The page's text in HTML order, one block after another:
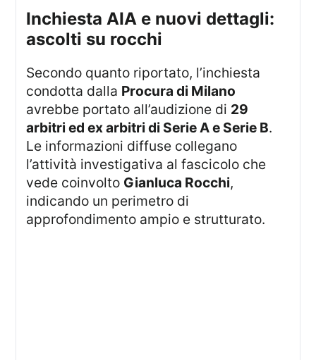
inchiesta AIA e nuovi dettagli:
ascolti su rocchi
Secondo quanto riportato, l’inchiesta
condotta dalla Procura di Milano
avrebbe portato all’audizione di 29
arbitri ed ex arbitri di Serie A e Serie B.
Le informazioni diffuse collegano
l’attività investigativa al fascicolo che
vede coinvolto Gianluca Rocchi,
indicando un perimetro di
approfondimento ampio e strutturato.